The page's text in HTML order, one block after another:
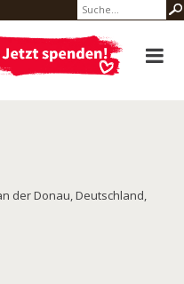
der Donau, Deutschland,